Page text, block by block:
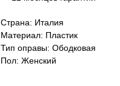
Страна: Италия
Материал: Пластик
Тип оправы: Ободковая
Пол: Женский